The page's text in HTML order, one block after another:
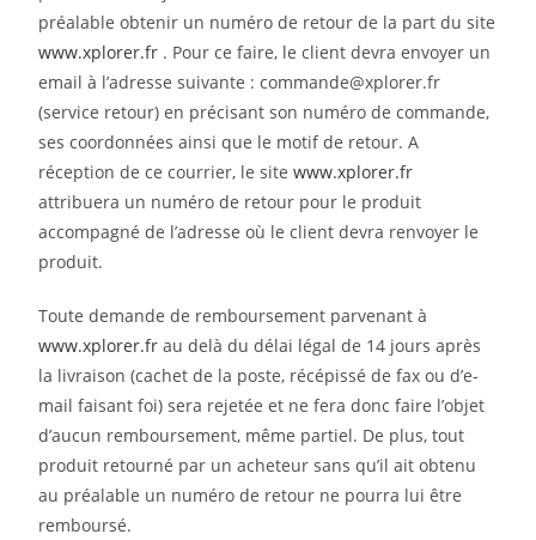
préalable obtenir un numéro de retour de la part du site
www.xplorer.fr . Pour ce faire, le client devra envoyer un
email à l’adresse suivante : commande@xplorer.fr
(service retour) en précisant son numéro de commande,
ses coordonnées ainsi que le motif de retour. A
réception de ce courrier, le sitewww.xplorer.fr
attribuera un numéro de retour pour le produit
accompagné de l’adresse où le client devra renvoyer le
produit.
Toute demande de remboursement parvenant à
www.xplorer.frau delà du délai légal de 14 jours après
la livraison (cachet de la poste, récépissé de fax ou d’e-
mail faisant foi) sera rejetée et ne fera donc faire l’objet
d’aucun remboursement, même partiel. De plus, tout
produit retourné par un acheteur sans qu’il ait obtenu
au préalable un numéro de retour ne pourra lui être
remboursé.